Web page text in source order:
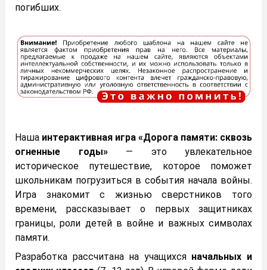
погибших.
Наша интерактивная игра «Дорога памяти: сквозь
огненные годы»— это увлекательное
историческое путешествие, которое поможет
школьникам погрузиться в события начала войны.
Игра знакомит с жизнью сверстников того
времени, рассказывает о первых защитниках
границы, роли детей в войне и важных символах
памяти.
Разработка рассчитана на учащихся начальных и